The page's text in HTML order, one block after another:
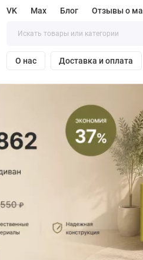
VK Max Блог Отзывы о
О нас Доставка и оплата